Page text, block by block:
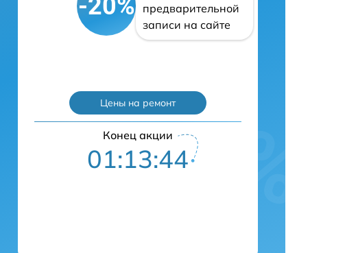
-20%
предварительной
записи на сайте
Цены на ремонт
Конец акции
01:13:43